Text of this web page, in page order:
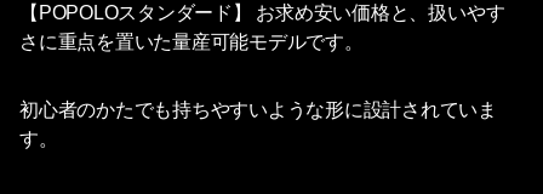
【POPOLOスタンダード】 お求め安い価格と、扱いやす
さに重点を置いた量産可能モデルです。
初心者のかたでも持ちやすいような形に設計されていま
す。